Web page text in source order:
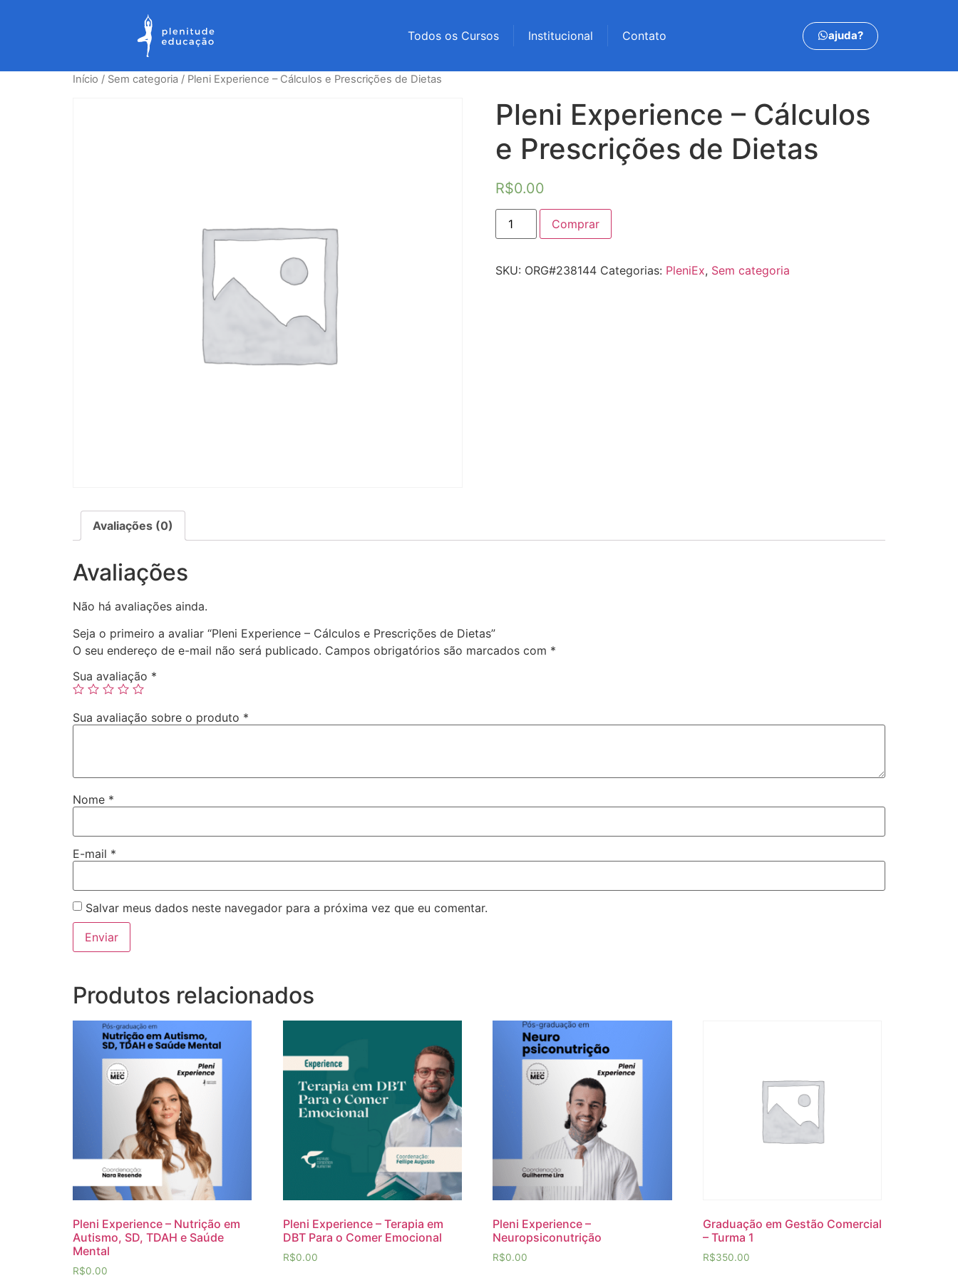
Todos os Cursos Institucional Contato ajuda?
Início / Sem categoria / Pleni Experience – Cálculos e Prescrições de Dietas
Pleni Experience – Cálculos
e Prescrições de Dietas
R$0.00
Comprar
SKU: ORG#238144 Categorias: PleniEx, Sem categoria
Avaliações (0)
Avaliações
Não há avaliações ainda.
Seja o primeiro a avaliar “Pleni Experience – Cálculos e Prescrições de Dietas”
O seu endereço de e-mail não será publicado. Campos obrigatórios são marcados com *
Sua avaliação *
Sua avaliação sobre o produto *
Nome *
E-mail *
Salvar meus dados neste navegador para a próxima vez que eu comentar.
Produtos relacionados
Pleni Experience – Nutrição em
Autismo, SD, TDAH e Saúde
Mental
R$0.00
Pleni Experience – Terapia em
DBT Para o Comer Emocional
R$0.00
Pleni Experience –
Neuropsiconutrição
R$0.00
Graduação em Gestão Comercial
– Turma 1
R$350.00